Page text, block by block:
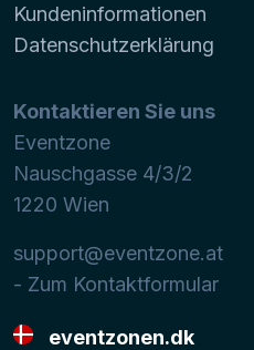
Kundeninformationen
Datenschutzerklärung
Kontaktieren Sie uns
Eventzone
Nauschgasse 4/3/2
1220 Wien
support@eventzone.at
- Zum Kontaktformular
eventzonen.dk